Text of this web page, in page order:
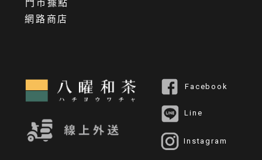
Facebook
Instagram
Line
網路商店
門市據點